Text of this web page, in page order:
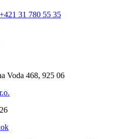
+421 31 780 55 35
Voda 468, 925 06